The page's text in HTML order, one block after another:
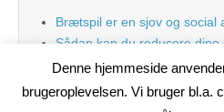
Brætspil er en sjov og social
Sådan kan du reducere
tricks til at spare på elprisen
Nu med blog
Denne hjemmeside
brugeroplevelsen. Vi bruger bl.a.